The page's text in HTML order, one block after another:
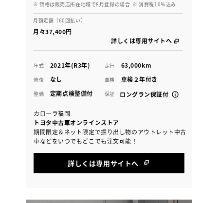
※ 価格は販売店所在地域で8月登録の場合 ※ 消費税10％込み
月額定額（60回払い）
月々37,400円
詳しくは専用サイトへ
年式 2021年(R3年) 走行 63,000km
修復 なし 車検 車検２年付き
整備 定期点検整備付 保証 ロングラン保証付
カローラ福岡
トヨタ中古車オンラインストア
期間限定＆ネット限定で掘り出し物のアウトレット中古
車などをいつでもどこでも注文可能！
詳しくは専用サイトへ